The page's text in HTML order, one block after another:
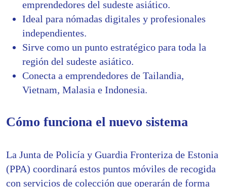
emprendedores del sudeste asiático.
Ideal para nómadas digitales y profesionales
independientes.
Sirve como un punto estratégico para toda la
región del sudeste asiático.
Conecta a emprendedores de Tailandia,
Vietnam, Malasia e Indonesia.
Cómo funciona el nuevo sistema
La Junta de Policía y Guardia Fronteriza de Estonia
(PPA) coordinará estos puntos móviles de recogida
con servicios de colección que operarán de forma